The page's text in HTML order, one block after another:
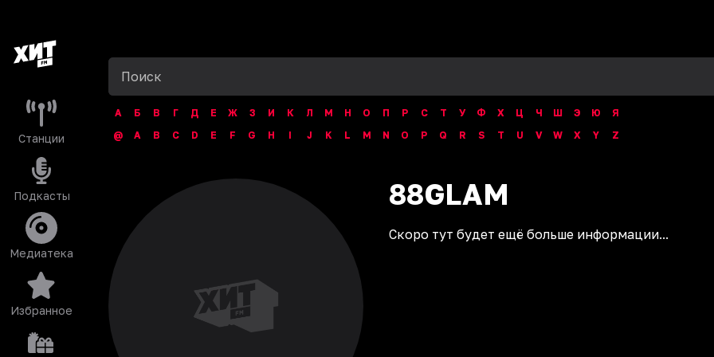
Станции
Подкасты
Медиатека
Избранное
А Б В Г Д Е Ж З И К Л М Н О П Р С Т У Ф Х Ц Ч Ш Э Ю
Я
@
A B C D E F G H I J K L M N O P Q R S T U V W X Y Z
88GLAM
Скоро тут будет ещё больше информации...